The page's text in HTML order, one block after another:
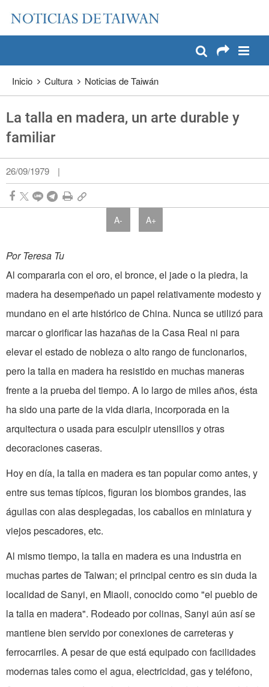
Pase a contenido principal
Inicio Cultura Noticias de Taiwán
La talla en madera, un arte durable y
familiar
26/09/1979 |
A- A+
Por Teresa Tu
Al compararla con el oro, el bronce, el jade o la piedra, la
madera ha desempeñado un papel relativamente modesto y
mundano en el arte histórico de China. Nunca se utilizó para
marcar o glorificar las hazañas de la Casa Real ni para
elevar el estado de nobleza o alto rango de funcionarios,
pero la talla en madera ha resistido en muchas maneras
frente a la prueba del tiempo. A lo largo de miles años, ésta
ha sido una parte de la vida diaria, incorporada en la
arquitectura o usada para esculpir utensilios y otras
decoraciones caseras.
Hoy en día, la talla en madera es tan popular como antes, y
entre sus temas típicos, figuran los biombos grandes, las
águilas con alas desplegadas, los caballos en miniatura y
viejos pescadores, etc.
Al mismo tiempo, la talla en madera es una industria en
muchas partes de Taiwan; el principal centro es sin duda la
localidad de Sanyi, en Miaoli, conocido como "el pueblo de
la talla en madera". Rodeado por colinas, Sanyi aún así se
mantiene bien servido por cone­xiones de carreteras y
ferrocarriles. A pesar de que está equipado con facilidades
modernas tales como el agua, electricidad, gas y teléfono,